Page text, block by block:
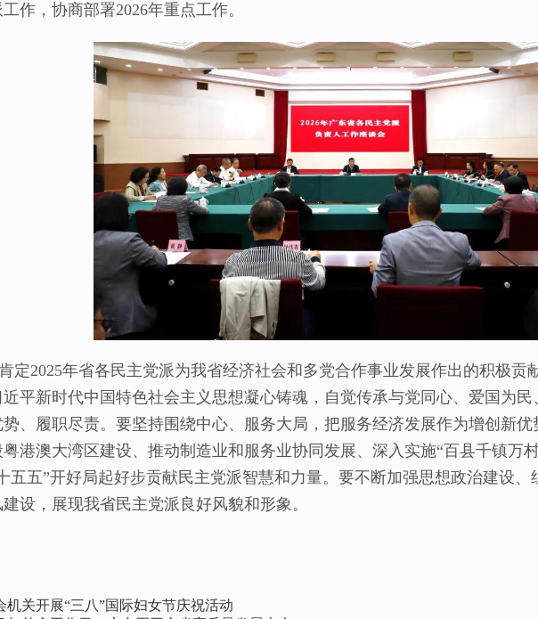
作，协商部署2026年重点工作。
2025年省各民主党派为我省经济社会和多党合作事业发展作出的积极贡
平新时代中国特色社会主义思想凝心铸魂，自觉传承与党同心、爱国为
、履职尽责。要坚持围绕中心、服务大局，把服务经济发展作为增创新
港澳大湾区建设、推动制造业和服务业协同发展、深入实施“百县千镇万
五五”开好局起好步贡献民主党派智慧和力量。要不断加强思想政治建设
设，展现我省民主党派良好风貌和形象。
机关开展“三八”国际妇女节庆祝活动